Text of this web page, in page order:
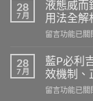
時
間
和
效
持
續
間？
勁
效
果
者
使
用
心
28
7 月
液態威而
用法全解
在
態
威
而
鋼
留言功能已關
28
7 月
藍P必利
效機制、
在
留言功能已關